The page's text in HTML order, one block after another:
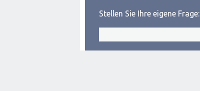
Stellen Sie Ihre eigene Frage: